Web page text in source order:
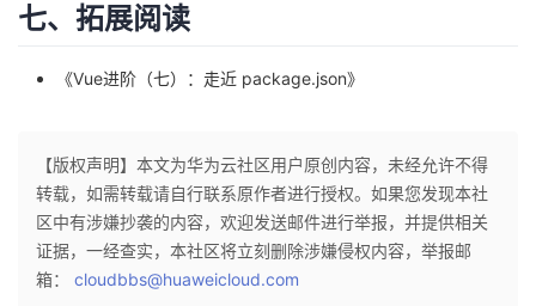
七、拓展阅读
《Vue进阶（七）：走近 package.json》
【版权声明】本文为华为云社区用户原创内容，未经允许不得
转载，如需转载请自行联系原作者进行授权。如果您发现本社
区中有涉嫌抄袭的内容，欢迎发送邮件进行举报，并提供相关
证据，一经查实，本社区将立刻删除涉嫌侵权内容，举报邮
箱： cloudbbs@huaweicloud.com